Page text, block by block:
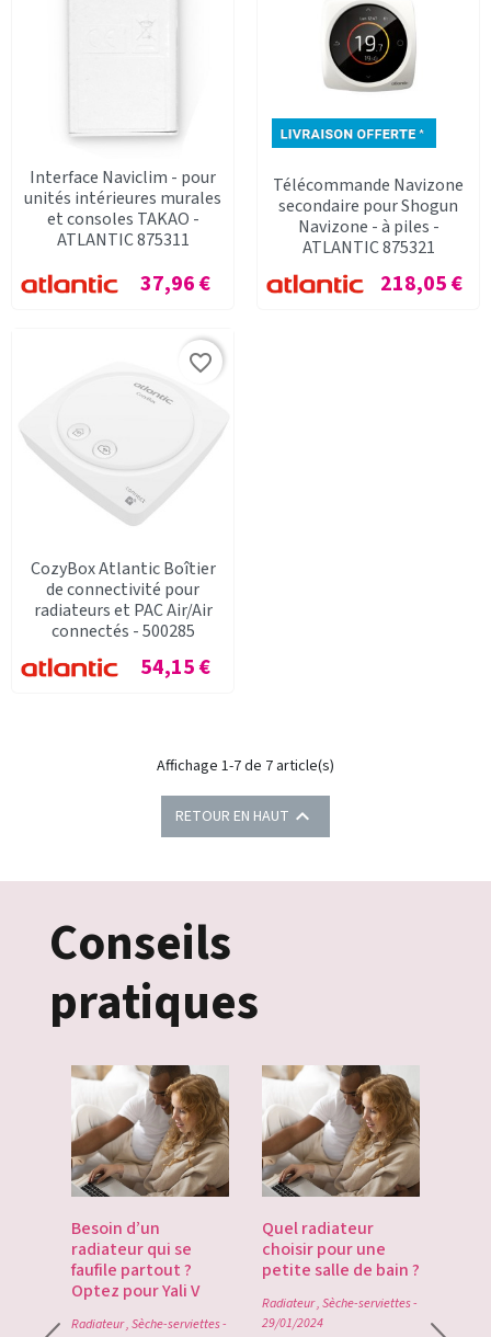
Interface Naviclim - pour
unités intérieures murales
et consoles TAKAO -
ATLANTIC 875311
Prix
37,96 €
Télécommande Navizone
secondaire pour Shogun
Navizone - à piles -
ATLANTIC 875321
Prix
218,05 €
CozyBox Atlantic Boîtier
de connectivité pour
radiateurs et PAC Air/Air
connectés - 500285
Prix
54,15 €
favorite_border
Affichage 1-7 de 7 article(s)
RETOUR EN HAUT 
Conseils
pratiques
Besoin d’un
radiateur qui se
faufile partout ?
Optez pour Yali V
Radiateur,Sèche-serviettes-
Quel radiateur
choisir pour une
petite salle de bain ?
Radiateur,Sèche-serviettes-
29/01/2024